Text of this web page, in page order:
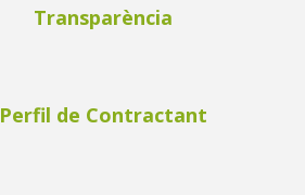
Transparència
Perfil de Contractant